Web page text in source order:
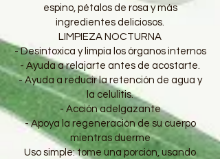
espino, pétalos de rosa y más
ingredientes deliciosos.
LIMPIEZA NOCTURNA
- Desintoxica y limpia los órganos internos
- Ayuda a relajarte antes de acostarte.
- Ayuda a reducir la retención de agua y
la celulitis.
- Acción adelgazante
- Apoya la regeneración de su cuerpo
mientras duerme
Uso simple: tome una porción, usando